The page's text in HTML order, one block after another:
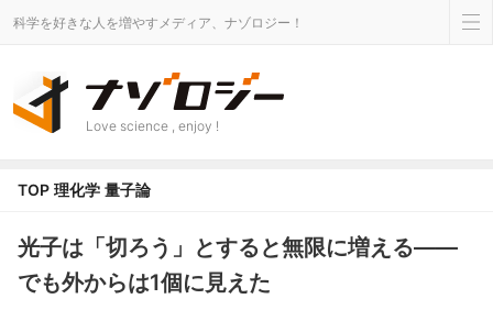
科学を好きな人を増やすメディア、ナゾロジー！
Love science , enjoy !
TOP 理化学 量子論
光子は「切ろう」とすると無限に増える――
でも外からは1個に見えた